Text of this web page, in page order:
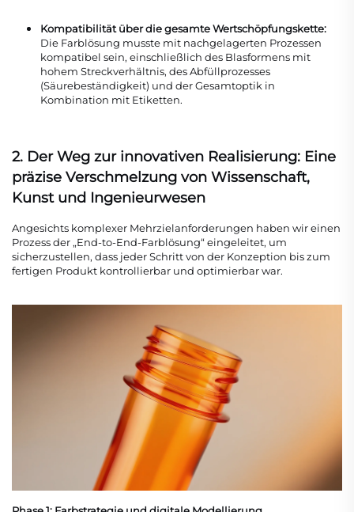
Kompatibilität über die gesamte Wertschöpfungskette:
Die Farblösung musste mit nachgelagerten Prozessen
kompatibel sein, einschließlich des Blasformens mit
hohem Streckverhältnis, des Abfüllprozesses
(Säurebeständigkeit) und der Gesamtoptik in
Kombination mit Etiketten.
2. Der Weg zur innovativen Realisierung: Eine
präzise Verschmelzung von Wissenschaft,
Kunst und Ingenieurwesen
Angesichts komplexer Mehrzielanforderungen haben wir einen
Prozess der „End-to-End-Farblösung“ eingeleitet, um
sicherzustellen, dass jeder Schritt von der Konzeption bis zum
fertigen Produkt kontrollierbar und optimierbar war.